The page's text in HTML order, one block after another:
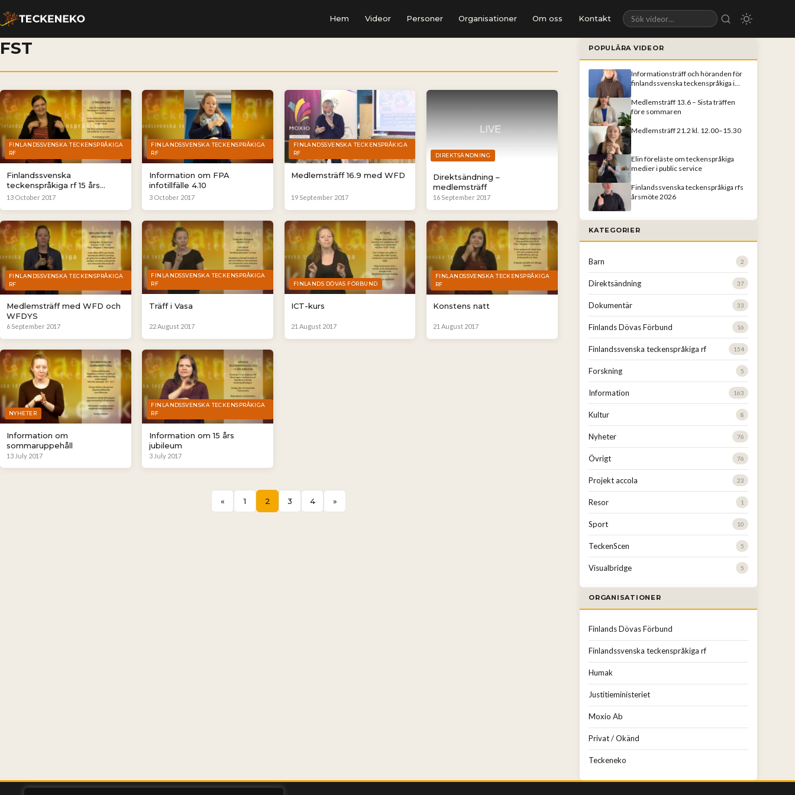
Hem Videor Personer Organisationer Om oss Kontakt
Sök videor
FST
FINLANDSSVENSKA TECKENSPRÅKIGA
RF
Finlandssvenska
teckenspråkiga rf 15 års
jubileum
13 October 2017
FINLANDSSVENSKA TECKENSPRÅKIGA
RF
Information om FPA
infotillfälle 4.10
3 October 2017
FINLANDSSVENSKA TECKENSPRÅKIGA
RF
Medlemsträff 16.9 med WFD
19 September 2017
DIREKTSÄNDNING
Direktsändning –
medlemsträff
16 September 2017
FINLANDSSVENSKA TECKENSPRÅKIGA
RF
Medlemsträff med WFD och
WFDYS
6 September 2017
FINLANDSSVENSKA TECKENSPRÅKIGA
RF
Träff i Vasa
22 August 2017
FINLANDS DÖVAS FÖRBUND
ICT-kurs
21 August 2017
FINLANDSSVENSKA TECKENSPRÅKIGA
RF
Konstens natt
21 August 2017
NYHETER
Information om
sommaruppehåll
13 July 2017
FINLANDSSVENSKA TECKENSPRÅKIGA
RF
Information om 15 års
jubileum
3 July 2017
« 1 2 3 4 »
POPULÄRA VIDEOR
Informationsträff och höranden för
finlandssvenska teckenspråkiga i
Medlemsträff 13.6 – Sista träffen
före sommaren
Medlemsträff 21.2 kl. 12.00–15.30
Elin föreläste om teckenspråkiga
medier i public service
Finlandssvenska teckenspråkiga rfs
årsmöte 2026
KATEGORIER
Barn 2
Direktsändning 37
Dokumentär 33
Finlands Dövas Förbund 16
Finlandssvenska teckenspråkiga rf 154
Forskning 5
Information 163
Kultur 8
Nyheter 76
Övrigt 76
Projekt accola 23
Resor 1
Sport 10
TeckenScen 5
Visualbridge 5
ORGANISATIONER
Finlands Dövas Förbund
Finlandssvenska teckenspråkiga rf
Humak
Justitieministeriet
Moxio Ab
Privat / Okänd
Teckeneko